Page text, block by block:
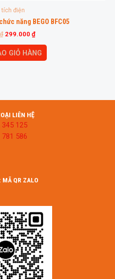
tích điện
năng BEGO BFC05
₫ 299.000 ₫
GIỎ HÀNG
LIÊN HỆ
345 125
781 586
MÃ QR ZALO